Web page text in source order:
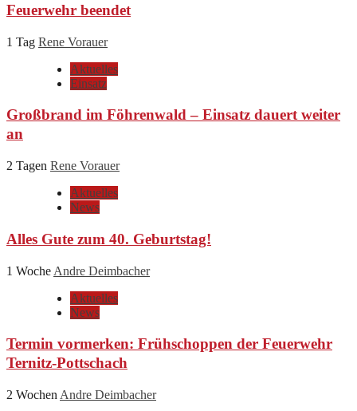
Feuerwehr beendet
1 Tag Rene Vorauer
Aktuelles
Einsatz
Großbrand im Föhrenwald – Einsatz dauert weiter
an
2 Tagen Rene Vorauer
Aktuelles
News
Alles Gute zum 40. Geburtstag!
1 Woche Andre Deimbacher
Aktuelles
News
Termin vormerken: Frühschoppen der Feuerwehr
Ternitz-Pottschach
2 Wochen Andre Deimbacher